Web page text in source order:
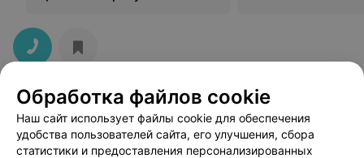
Обработка файлов cookie
Наш сайт использует файлы cookie для обеспечения
удобства пользователей сайта, его улучшения, сбора
статистики и предоставления персонализированных